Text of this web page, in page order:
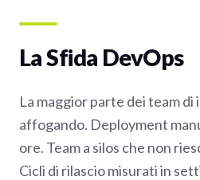
La Sfida DevOps
La maggior parte dei team di
affogando. Deployment
ore. Team a silos che non
Cicli di rilascio misurati in